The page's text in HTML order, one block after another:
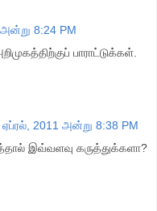
8:24 PM
பாராட்டுக்கள்.
ஏப்ரல், 2011 அன்று 8:38 PM
இவ்வளவு கருத்துக்களா?